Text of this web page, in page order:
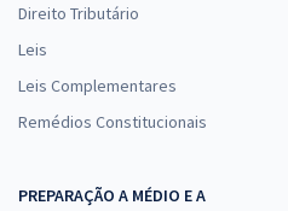
Direito Tributário
Leis
Leis Complementares
Remédios Constitucionais
PREPARAÇÃO A MÉDIO E A